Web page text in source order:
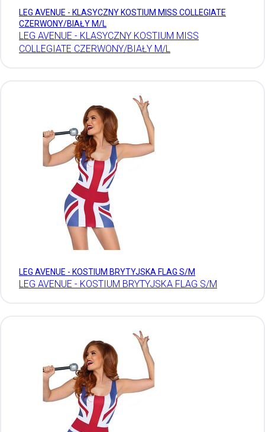
LEG AVENUE - KLASYCZNY KOSTIUM MISS COLLEGIATE
CZERWONY/BIAŁY M/L
LEG AVENUE - KLASYCZNY KOSTIUM MISS
COLLEGIATE CZERWONY/BIAŁY M/L
LEG AVENUE - KOSTIUM BRYTYJSKA FLAG S/M
LEG AVENUE - KOSTIUM BRYTYJSKA FLAG S/M